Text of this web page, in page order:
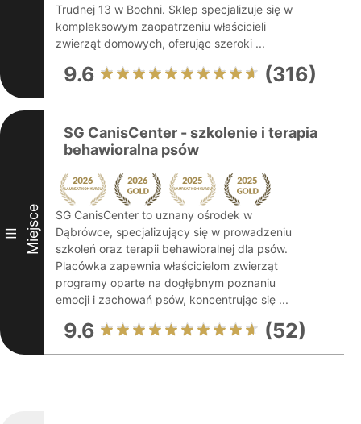
Trudnej 13 w Bochni. Sklep specjalizuje się w
kompleksowym zaopatrzeniu właścicieli
zwierząt domowych, oferując szeroki ...
9.6 (316)
III Miejsce
SG CanisCenter - szkolenie i terapia
behawioralna psów
SG CanisCenter to uznany ośrodek w
Dąbrówce, specjalizujący się w prowadzeniu
szkoleń oraz terapii behawioralnej dla psów.
Placówka zapewnia właścicielom zwierząt
programy oparte na dogłębnym poznaniu
emocji i zachowań psów, koncentrując się ...
9.6 (52)